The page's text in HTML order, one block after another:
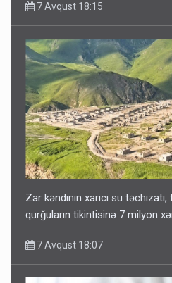
7 Avqust 18:15
Zar kəndinin xarici su təchizatı,
qurğuların tikintisinə 7 milyon
7 Avqust 18:07